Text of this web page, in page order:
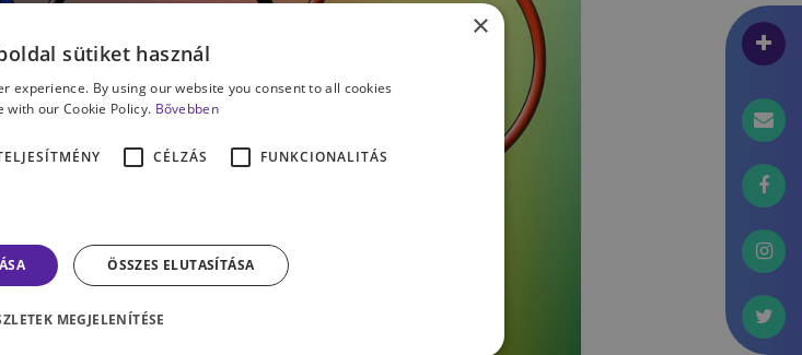
×
sütiket használ
experience. By using our website you consent to all cookies
with our Cookie Policy. Bővebben
CÉLZÁS FUNKCIONALITÁS
ÖSSZES ELUTASÍTÁSA
MEGJELENÍTÉSE